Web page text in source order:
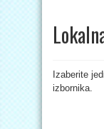
Izaberite
izbornika.